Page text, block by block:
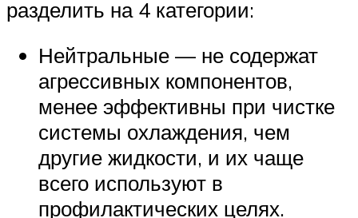
разделить на 4 категории:
Нейтральные — не содержат
агрессивных компонентов,
менее эффективны при чистке
системы охлаждения, чем
другие жидкости, и их чаще
всего используют в
профилактических целях.